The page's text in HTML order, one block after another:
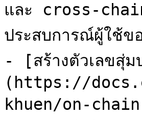
และ cross-
ประสบการณ์ผู้ใช้ข
- [สร้างตัวเลขสุ่
(https://
khuen/on-